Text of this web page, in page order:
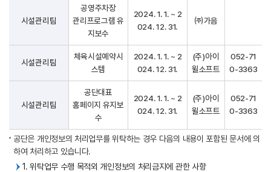
시설관리팀
공영주차장
관리프로그램 유
지보수
2024. 1. 1. ~ 2
024. 12. 31.
㈜가음
시설관리팀
체육시설예약시
스템
2024. 1. 1. ~ 2
024. 12. 31.
(주)아이
윌소프트
052-71
0-3363
시설관리팀
공단대표
홈페이지 유지보
수
2024. 1. 1. ~ 2
024. 12. 31.
(주)아이
윌소프트
052-71
0-3363
공단은 개인정보의 처리업무를 위탁하는 경우 다음의 내용이 포함된 문서에 의
하여 처리하고 있습니다.
1. 위탁업무 수행 목적외 개인정보의 처리금지에 관한 사항